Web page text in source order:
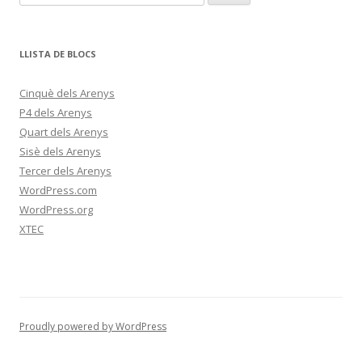
e
c
:
LLISTA DE BLOCS
Cinquè dels Arenys
P4 dels Arenys
Quart dels Arenys
Sisè dels Arenys
Tercer dels Arenys
WordPress.com
WordPress.org
XTEC
Proudly powered by WordPress